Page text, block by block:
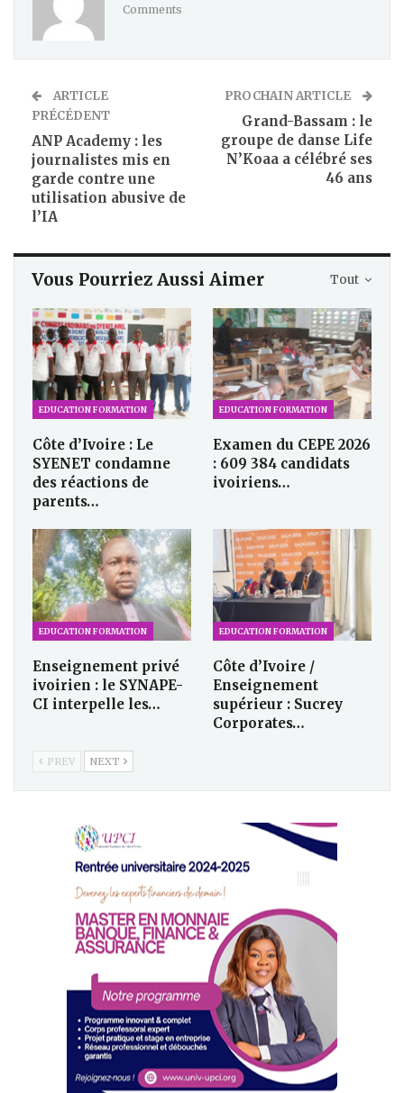
Comments
ARTICLE
PRÉCÉDENT
ANP Academy : les
journalistes mis en
garde contre une
utilisation abusive de
l’IA
PROCHAIN ARTICLE
Grand-Bassam : le
groupe de danse Life
N’Koaa a célébré ses
46 ans
Tout
Vous Pourriez Aussi Aimer
EDUCATION FORMATION
Côte d’Ivoire : Le
SYENET condamne
des réactions de
parents…
EDUCATION FORMATION
Examen du CEPE 2026
: 609 384 candidats
ivoiriens…
EDUCATION FORMATION
Enseignement privé
ivoirien : le SYNAPE-
CI interpelle les…
EDUCATION FORMATION
Côte d’Ivoire /
Enseignement
supérieur : Sucrey
Corporates…
PREV NEXT